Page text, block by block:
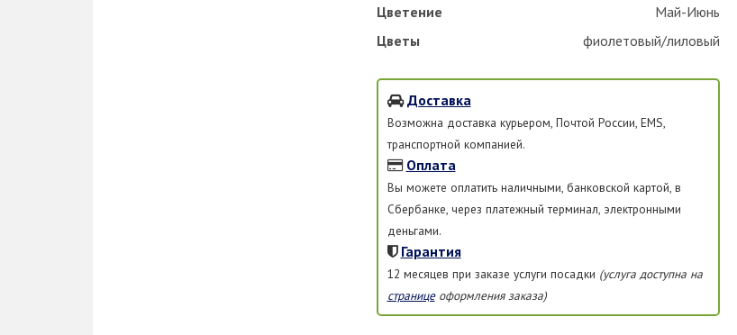
Цветение
Май-Июнь
Цветы
фиолетовый/лиловый
Доставка
Возможна доставка курьером, Почтой России, EMS,
транспортной компанией.
Оплата
Вы можете оплатить наличными, банковской картой, в
Сбербанке, через платежный терминал, электронными
деньгами.
Гарантия
12 месяцев при заказе услуги посадки (услуга доступна на
страницеоформления заказа)